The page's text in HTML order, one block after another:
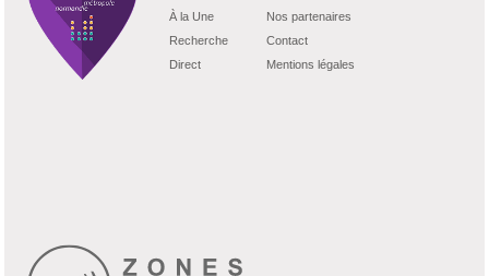
À la Une
Recherche
Direct
Nos partenaires
Contact
Mentions légales